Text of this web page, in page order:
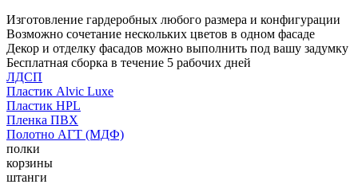
Изготовление гардеробных любого размера и конфигурации
Возможно сочетание нескольких цветов в одном фасаде
Декор и отделку фасадов можно выполнить под вашу задумку
Бесплатная сборка в течение 5 рабочих дней
ЛДСП
Пластик Alvic Luxe
Пластик HPL
Пленка ПВХ
Полотно АГТ (МДФ)
полки
корзины
штанги